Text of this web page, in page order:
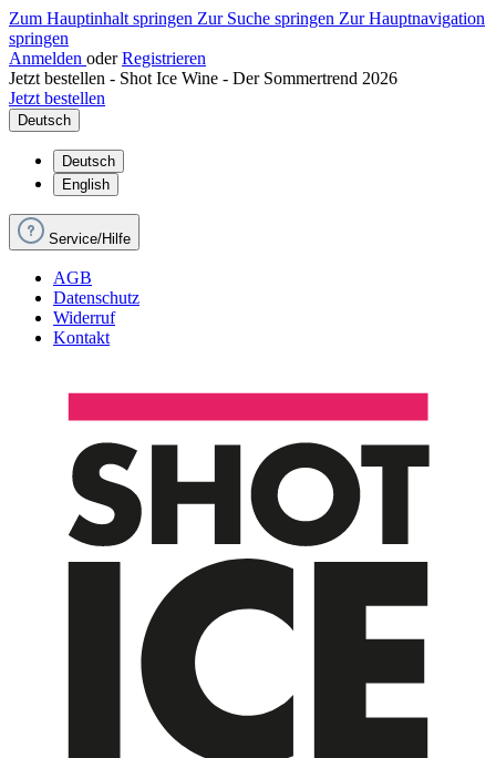
Zum Hauptinhalt springen Zur Suche springen Zur Hauptnavigation
springen
Anmelden oder Registrieren
Jetzt bestellen - Shot Ice Wine - Der Sommertrend 2026
Jetzt bestellen
Deutsch
Deutsch
English
Service/Hilfe
AGB
Datenschutz
Widerruf
Kontakt